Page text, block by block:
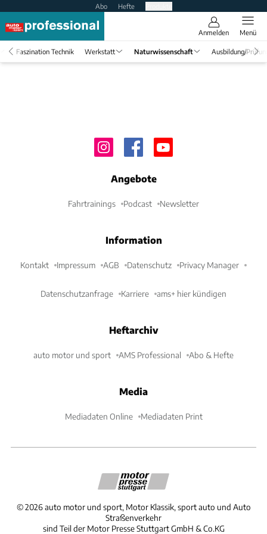
Abo Hefte
Anmelden Menü
Faszination Technik Werkstatt Naturwissenschaft Ausbildung/
Angebote
Fahrtrainings Podcast Newsletter
Information
Kontakt Impressum AGB Datenschutz Privacy Manager
Datenschutzanfrage Karriere ams+ hier kündigen
Heftarchiv
auto motor und sport AMS Professional Abo & Hefte
Media
Mediadaten Online Mediadaten Print
©2026 auto motor und sport, Motor Klassik, sport auto und Auto
Straßenverkehr
sind Teil der Motor Presse Stuttgart GmbH & Co.KG